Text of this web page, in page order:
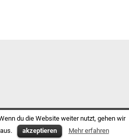
du die Website weiter nutzt, gehen wir
akzeptieren Mehr erfahren